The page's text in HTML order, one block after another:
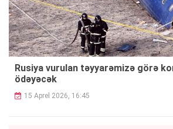
Rusiya vurulan təyyarəmizə görə
ödəyəcək
15 Aprel 2026, 16:45